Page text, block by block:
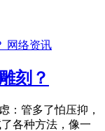
网络资讯
刻？
：管多了怕压抑，
各种方法，像一